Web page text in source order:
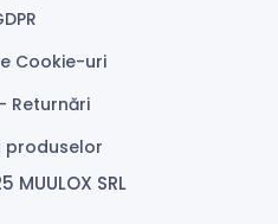
Cookie-uri
Returnări
produselor
MUULOX SRL